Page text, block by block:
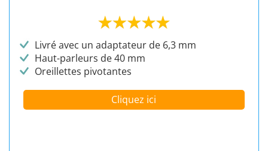
Livré avec un adaptateur de 6,3 mm
Haut-parleurs de 40 mm
Oreillettes pivotantes
Cliquez ici